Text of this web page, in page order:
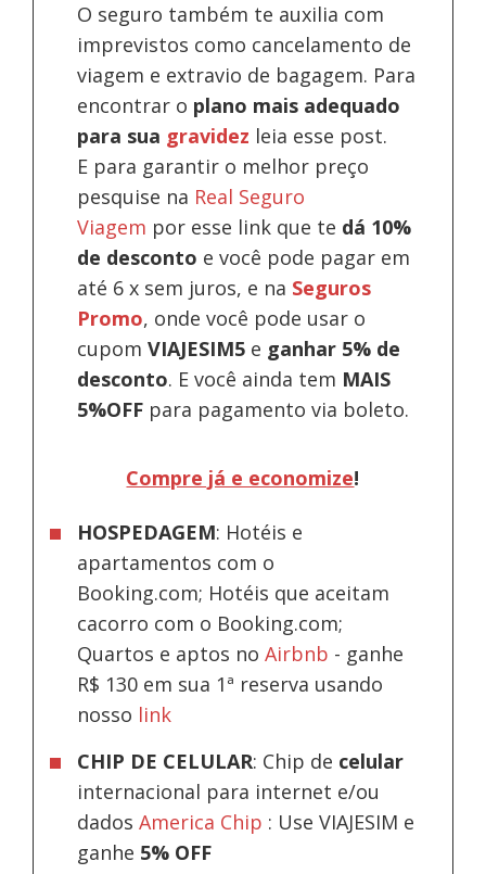
O seguro também te auxilia com
imprevistos como cancelamento de
viagem e extravio de bagagem. Para
encontrar o plano mais adequado
para sua gravidez leia esse post.
E para garantir o melhor preço
pesquise na Real Seguro
Viagem por esse link que te dá 10%
de desconto e você pode pagar em
até 6 x sem juros, e na Seguros
Promo, onde você pode usar o
cupomVIAJESIM5 e ganhar 5% de
desconto. E você ainda tem MAIS
5%OFF para pagamento via boleto.
Compre já e economize!
HOSPEDAGEM: Hotéis e
apartamentos com o
Booking.com; Hotéis que aceitam
cacorro com o Booking.com;
Quartos e aptos noAirbnb - ganhe
R$ 130 em sua 1ª reserva usando
nosso link
CHIP DE CELULAR: Chip de celular
internacional para internet e/ou
dadosAmerica Chip : Use VIAJESIM e
ganhe 5% OFF